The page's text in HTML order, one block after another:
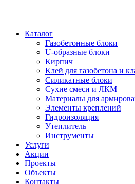
Каталог
Газобетонные блоки
U-образные блоки
Кирпич
Клей для газобетона и
Силикатные блоки
Сухие смеси и ЛКМ
Материалы для
Элементы креплений
Гидроизоляция
Утеплитель
Инструменты
Услуги
Акции
Проекты
Объекты
Контакты